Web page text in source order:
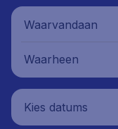
Waarvandaan
Waarheen
Kies datums